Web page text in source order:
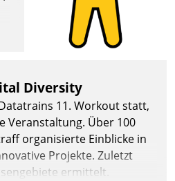
Diversity
11. Workout statt,
Veranstaltung. Über 100
organisierte Einblicke in
Projekte. Zuletzt
ermittelt.